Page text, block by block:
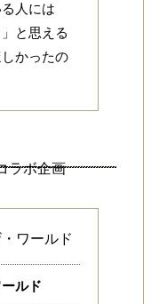
人には
と思える
かったの
ルド